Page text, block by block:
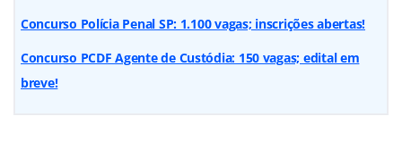
Concurso Polícia Penal SP: 1.100 vagas; inscrições abertas!
Concurso PCDF Agente de Custódia: 150 vagas; edital em
breve!